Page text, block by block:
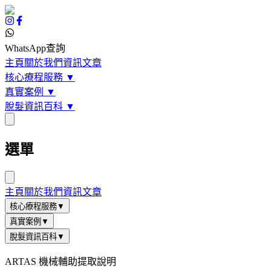
WhatsApp查詢
主頁 關於我們資訊文章
核心療程服務 ▼
真實案例
▼
脫髮資訊百科 ▼
選單
主頁 關於我們資訊文章
核心療程服務▼
真實案例 ▼
脫髮資訊百科▼
ARTAS 機械輔助提取說明